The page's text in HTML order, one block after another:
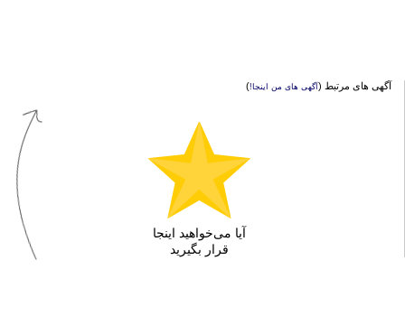
آگهی های مرتبط (آگهی های من اینجا!)
آیا می‌خواهید اینجا
قرار بگیرید